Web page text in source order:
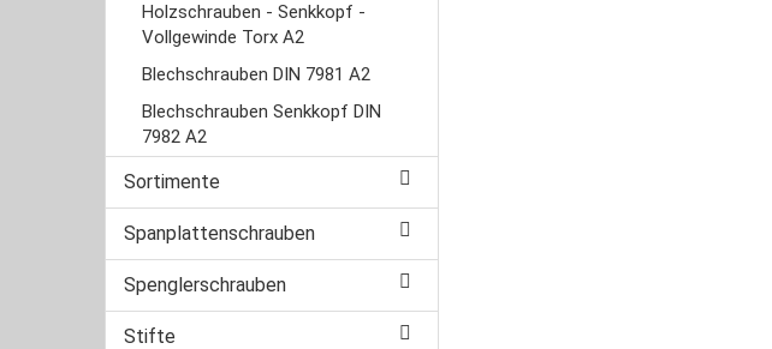
Holzschrauben - Senkkopf -
Vollgewinde Torx A2
Blechschrauben DIN 7981 A2
Blechschrauben Senkkopf DIN
7982 A2
Sortimente
Spanplattenschrauben
Spenglerschrauben
Stifte